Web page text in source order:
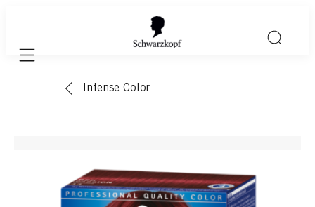
Mobile navigation
Intense Color